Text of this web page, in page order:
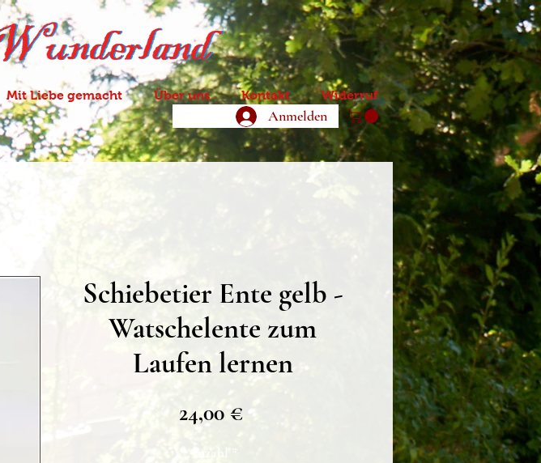
Anmelden
Mit Liebe gemacht Über uns Kontakt Widerruf
Schiebetier Ente gelb -
Watschelente zum
Laufen lernen
24,00 €Preis
Anzahl *